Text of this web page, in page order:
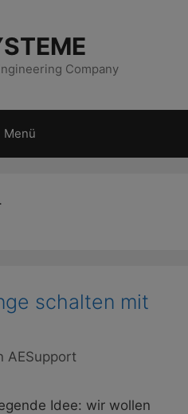
Company
Menü
schalten mit
AESupport
Idee: wir wollen